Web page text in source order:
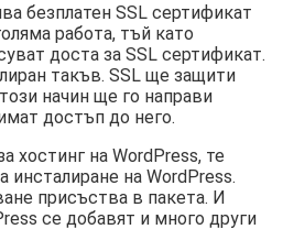
безплатен SSL сертификат
работа, тъй като
доста за SSL сертификат.
такъв. SSL ще защити
начин ще го направи
достъп до него.
хостинг на WordPress, те
инсталиране на WordPress.
присъства в пакета. И
се добавят и много други